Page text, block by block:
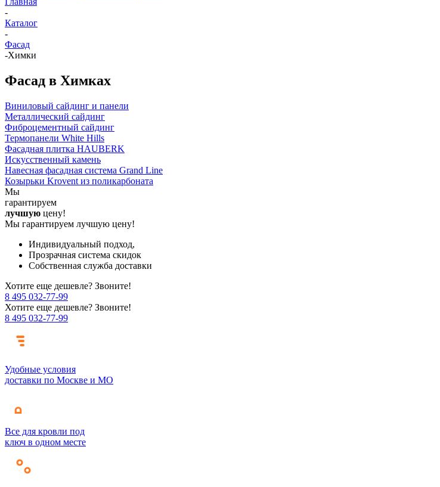
-
Каталог
-
Фасад
-Химки
Фасад в Химках
Виниловый сайдинг и панели
Металлический сайдинг
Фиброцементный сайдинг
Термопанели White Hills
Фасадная плитка HAUBERK
Искусственный камень
Навесная фасадная система Grand Line
Козырьки Krovent из поликарбоната
Мы
гарантируем
лучшую цену!
Мы гарантируем лучшую цену!
Индивидуальный подход,
Прозрачная система скидок
Собственная служба доставки
Хотите еще дешевле? Звоните!
8 495 032-77-99
Хотите еще дешевле? Звоните!
8 495 032-77-99
Удобные условия
доставки по Москве и МО
Все для кровли под
ключ в одном месте